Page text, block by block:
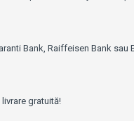
gratuită!
Bank, Raiffeisen Bank sau